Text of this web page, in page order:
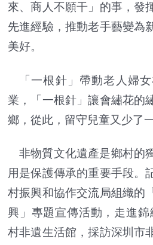
來、商人不願干」的事，發
先進經驗，推動老手藝變為
美好。
「一根針」帶動老人婦
業，「一根針」讓會繡花的
鄉，從此，留守兒童又少了一
非物質文化遺產是鄉村的
用是保護傳承的重要手段。
村振興和協作交流局組織的
興」專題宣傳活動，走進錦
村非遺生活館，採訪深圳市